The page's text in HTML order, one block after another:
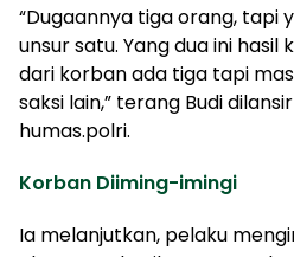
“Dugaannya tiga orang, tapi
unsur satu. Yang dua ini
dari korban ada tiga tapi
saksi lain,” terang Budi
humas.polri.
Korban Diiming-imingi
Ia melanjutkan, pelaku